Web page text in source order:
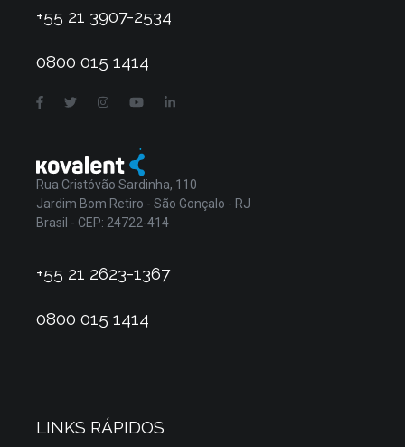
+55 21 3907-2534
0800 015 1414
Rua Cristóvão Sardinha, 110
Jardim Bom Retiro - São Gonçalo - RJ
Brasil - CEP: 24722-414
+55 21 2623-1367
0800 015 1414
LINKS RÁPIDOS